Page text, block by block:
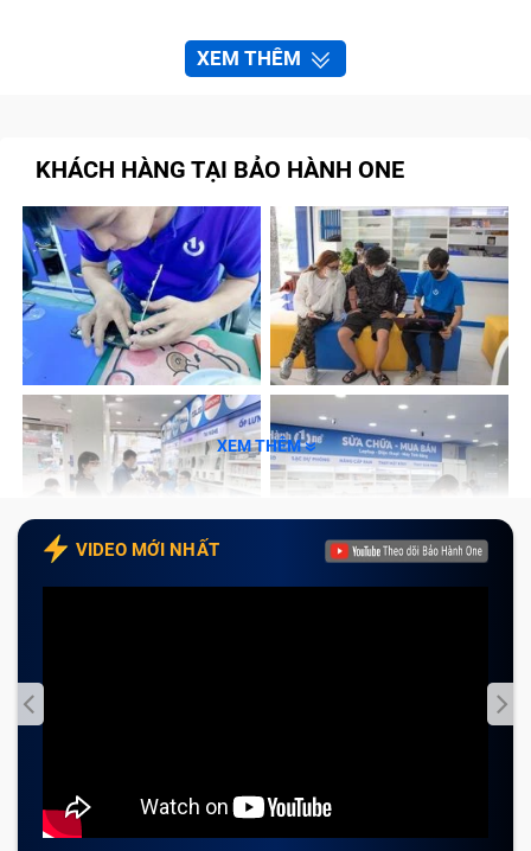
XEM THÊM
KHÁCH HÀNG TẠI BẢO HÀNH ONE
XEM THÊM
VIDEO MỚI NHẤT